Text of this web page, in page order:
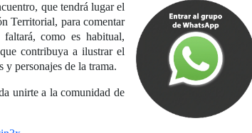
que tendrá lugar el
Territorial, para comentar
como es habitual,
contribuya a ilustrar el
y personajes de la trama.
unirte a la comunidad de